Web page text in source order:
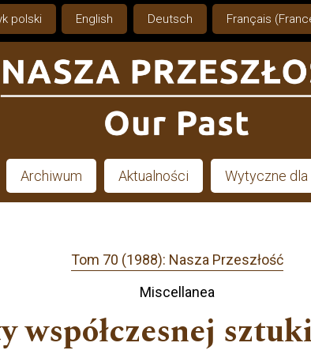
polski English Deutsch Français
Archiwum Aktualności Wytyczne
Tom 70 (1988): Nasza Przeszłość
Miscellanea
współczesnej